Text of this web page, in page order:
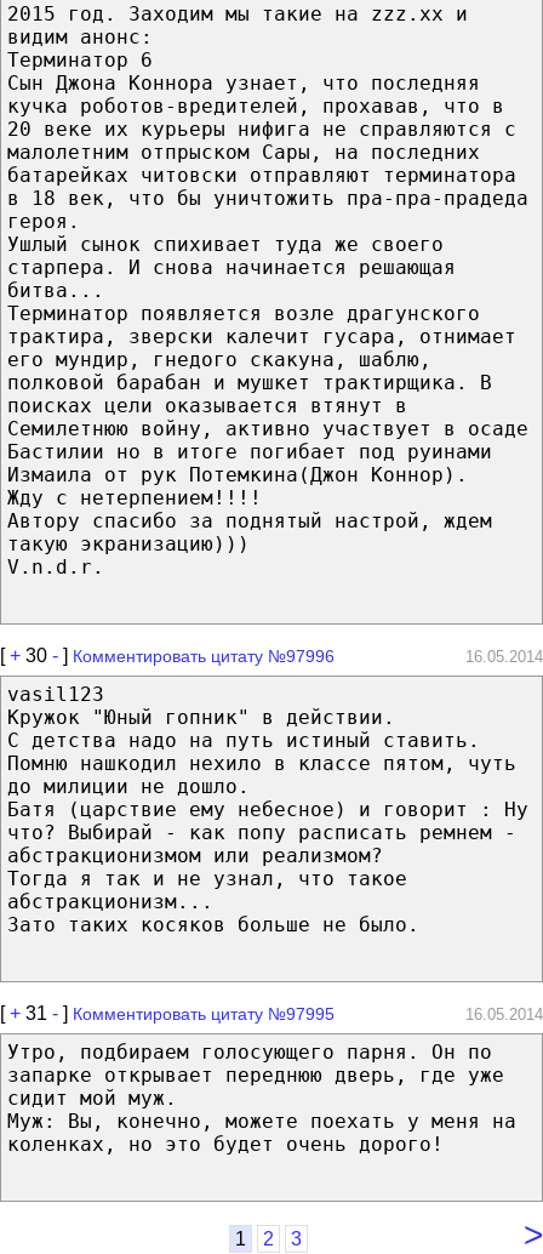
2015 год. Заходим мы такие на zzz.xx и
видим анонс:
Терминатор 6
Сын Джона Коннора узнает, что последняя
кучка роботов-вредителей, прохавав, что в
20 веке их курьеры нифига не справляются с
малолетним отпрыском Сары, на последних
батарейках читовски отправляют терминатора
в 18 век, что бы уничтожить пра-пра-прадеда
героя.
Ушлый сынок спихивает туда же своего
старпера. И снова начинается решающая
битва...
Терминатор появляется возле драгунского
трактира, зверски калечит гусара, отнимает
его мундир, гнедого скакуна, шаблю,
полковой барабан и мушкет трактирщика. В
поисках цели оказывается втянут в
Семилетнюю войну, активно участвует в осаде
Бастилии но в итоге погибает под руинами
Измаила от рук Потемкина(Джон Коннор).
Жду с нетерпением!!!!
Автору спасибо за поднятый настрой, ждем
такую экранизацию)))
V.n.d.r.
[+ 30 - ] Комментировать цитату №97996 16.05.2014
vasil123
Кружок "Юный гопник" в действии.
С детства надо на путь истиный ставить.
Помню нашкодил нехило в классе пятом, чуть
до милиции не дошло.
Батя (царствие ему небесное) и говорит : Ну
что? Выбирай - как попу расписать ремнем -
абстракционизмом или реализмом?
Тогда я так и не узнал, что такое
абстракционизм...
Зато таких косяков больше не было.
[+ 31 - ] Комментировать цитату №97995 16.05.2014
Утро, подбираем голосующего парня. Он по
запарке открывает переднюю дверь, где уже
сидит мой муж.
Муж: Вы, конечно, можете поехать у меня на
коленках, но это будет очень дорого!
>
1 2 3